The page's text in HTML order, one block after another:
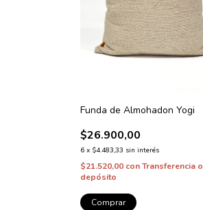
Funda de Almohadon Yogi
$26.900,00
6 x $4.483,33 sin interés
$21.520,00 con Transferencia o
depósito
Comprar